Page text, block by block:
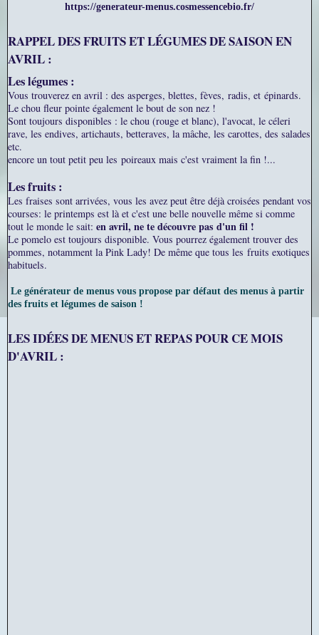
https://generateur-menus.cosmessencebio.fr/
RAPPEL DES FRUITS ET LÉGUMES DE SAISON EN
AVRIL :
Les légumes :
Vous trouverez en avril : des asperges, blettes, fèves, radis, et épinards.
Le chou fleur pointe également le bout de son nez !
Sont toujours disponibles : le chou (rouge et blanc), l'avocat, le céleri
rave, les endives, artichauts, betteraves, la mâche, les carottes, des salades
etc.
encore un tout petit peu les poireaux mais c'est vraiment la fin !...
Les fruits :
Les fraises sont arrivées, vous les avez peut être déjà croisées pendant vos
courses: le printemps est là et c'est une belle nouvelle même si comme
tout le monde le sait: en avril, ne te découvre pas d'un fil !
Le pomelo est toujours disponible. Vous pourrez également trouver des
pommes, notamment la Pink Lady! De même que tous les fruits exotiques
habituels.
Le générateur de menus vous propose par défaut des menus à partir
des fruits et légumes de saison !
LES IDÉES DE MENUS ET REPAS POUR CE MOIS
D'AVRIL :